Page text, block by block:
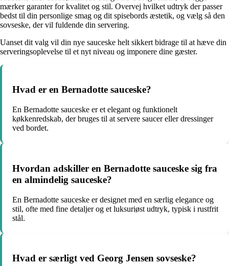
mærker garanter for kvalitet og stil. Overvej hvilket udtryk der passer
bedst til din personlige smag og dit spisebords æstetik, og vælg så den
sovseske, der vil fuldende din servering.
Uanset dit valg vil din nye sauceske helt sikkert bidrage til at hæve din
serveringsoplevelse til et nyt niveau og imponere dine gæster.
Hvad er en Bernadotte sauceske?
En Bernadotte sauceske er et elegant og funktionelt
køkkenredskab, der bruges til at servere saucer eller dressinger
ved bordet.
Hvordan adskiller en Bernadotte sauceske sig fra
en almindelig sauceske?
En Bernadotte sauceske er designet med en særlig elegance og
stil, ofte med fine detaljer og et luksuriøst udtryk, typisk i rustfrit
stål.
Hvad er særligt ved Georg Jensen sovseske?